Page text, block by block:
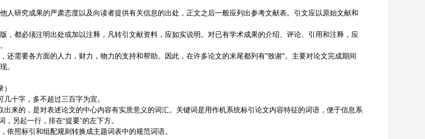
人研究成果的严肃态度以及向读者提供有关信息的出处，正文之后一般应列出参考文献表。引文应以原始文献和
，都必须注明出处或加以注释，凡转引文献资料，应如实说明。对已有学术成果的介绍、评论、引用和注释，应
还需要各方面的人力，财力，物力的支持和帮助。因此，在许多论文的末尾都列有"致谢"。主要对论文完成期间
。
十字，多不超过三百字为宜。
来的，是对表述论文的中心内容有实质意义的词汇。关键词是用作机系统标引论文内容特征的词语，便于信息系
另起一行，排在“提要”的左下方。
照标引和组配规则转换成主题词表中的规范词语。